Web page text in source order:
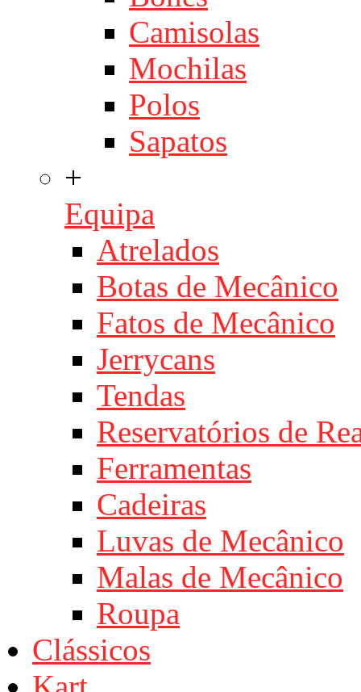
Camisolas
Mochilas
Polos
Sapatos
+
Equipa
Atrelados
Botas de Mecânico
Fatos de Mecânico
Jerrycans
Tendas
Reservatórios de
Ferramentas
Cadeiras
Luvas de Mecânico
Malas de Mecânico
Roupa
Clássicos